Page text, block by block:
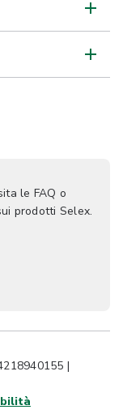
le FAQ o
prodotti Selex.
|